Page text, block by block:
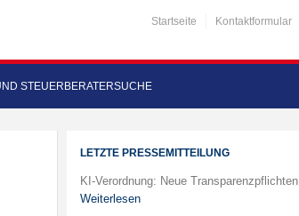
Startseite Kontaktformular
STEUERBERATERSUCHE
LETZTE PRESSEMITTEILUNG
KI-Verordnung: Neue
Weiterlesen